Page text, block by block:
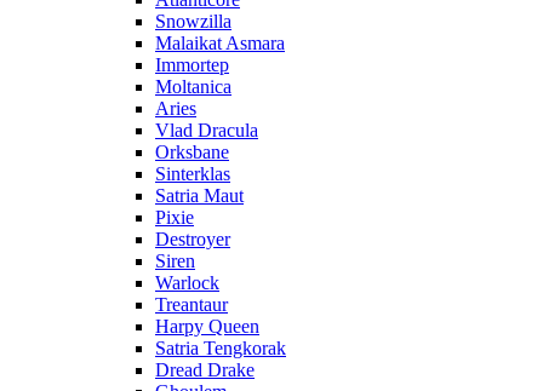
Snowzilla
Malaikat Asmara
Immortep
Moltanica
Aries
Vlad Dracula
Orksbane
Sinterklas
Satria Maut
Pixie
Destroyer
Siren
Warlock
Treantaur
Harpy Queen
Satria Tengkorak
Dread Drake